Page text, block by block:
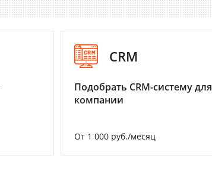
CRM
Подобрать CRM-систему для
компании
От 1 000 руб./месяц